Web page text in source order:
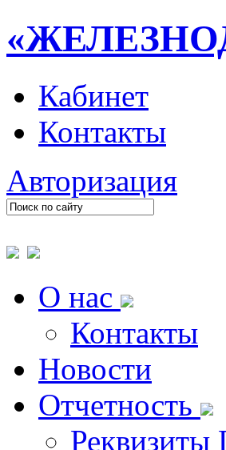
Кабинет
Контакты
Авторизация
О нас
Контакты
Новости
Отчетность